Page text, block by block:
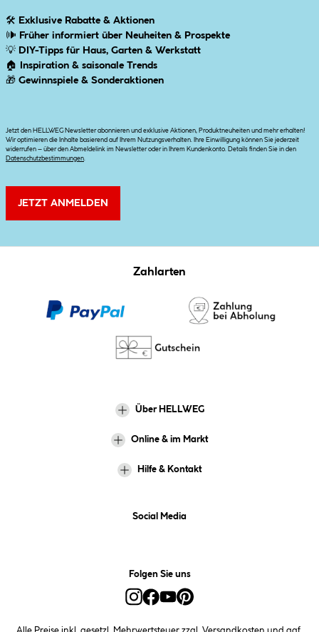
🛠 Exklusive Rabatte & Aktionen
🕪 Früher informiert über Neuheiten & Prospekte
💡 DIY-Tipps für Haus, Garten & Werkstatt
🏠
Inspiration & saisonale Trends
🎁 Gewinnspiele & Sonderaktionen
Jetzt den HELLWEG Newsletter abonnieren und exklusive Aktionen, Produktneuheiten und mehr erhalten!
Wir optimieren die Inhalte basierend auf Ihrem Nutzungsverhalten. Ihre Einwilligung können Sie jederzeit
widerrufen – über den Abmeldelink im Newsletter oder in Ihrem Kundenkonto. Details finden Sie in den
Datenschutzbestimmungen
JETZT ANMELDEN
Zahlarten
Über HELLWEG
Online & im Markt
Hilfe & Kontakt
Social Media
Folgen Sie uns